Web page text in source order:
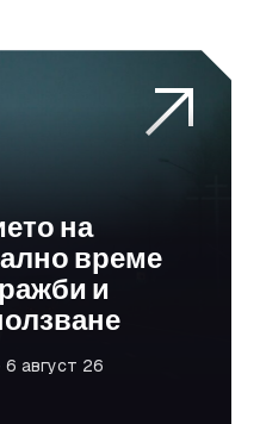
в реално време
на
време
и
6 август 26